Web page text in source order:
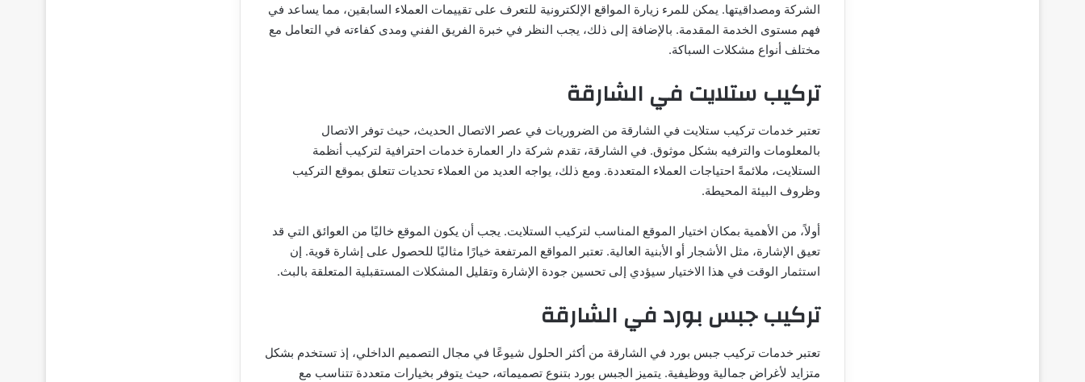
الشركة ومصداقيتها. يمكن للمرء زيارة المواقع الإلكترونية للتعرف على تقييمات العملاء السابقين، مما يساعد في
فهم مستوى الخدمة المقدمة. بالإضافة إلى ذلك، يجب النظر في خبرة الفريق الفني ومدى كفاءته في التعامل مع
مختلف أنواع مشكلات السباكة.
تركيب ستلايت في الشارقة
تعتبر خدمات تركيب ستلايت في الشارقة من الضروريات في عصر الاتصال الحديث، حيث توفر الاتصال
بالمعلومات والترفيه بشكل موثوق. في الشارقة، تقدم شركة دار العمارة خدمات احترافية لتركيب أنظمة
الستلايت، ملائمةً احتياجات العملاء المتعددة. ومع ذلك، يواجه العديد من العملاء تحديات تتعلق بموقع التركيب
وظروف البيئة المحيطة.
أولاً، من الأهمية بمكان اختيار الموقع المناسب لتركيب الستلايت. يجب أن يكون الموقع خاليًا من العوائق التي قد
تعيق الإشارة، مثل الأشجار أو الأبنية العالية. تعتبر المواقع المرتفعة خيارًا مثاليًا للحصول على إشارة قوية. إن
استثمار الوقت في هذا الاختيار سيؤدي إلى تحسين جودة الإشارة وتقليل المشكلات المستقبلية المتعلقة بالبث.
تركيب جبس بورد في الشارقة
تعتبر خدمات تركيب جبس بورد في الشارقة من أكثر الحلول شيوعًا في مجال التصميم الداخلي، إذ تستخدم بشكل
متزايد لأغراض جمالية ووظيفية. يتميز الجبس بورد بتنوع تصميماته، حيث يتوفر بخيارات متعددة تتناسب مع